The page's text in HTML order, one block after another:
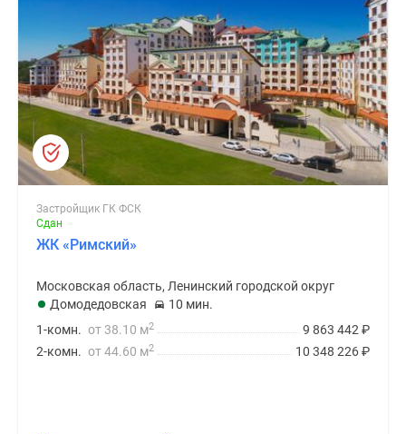
Застройщик ГК ФСК
Сдан
ЖК «Римский»
Московская область, Ленинский городской округ
Домодедовская
10 мин.
9 863 442 ₽
1-комн. от 38.10 м2
10 348 226₽
2-комн. от 44.60 м2